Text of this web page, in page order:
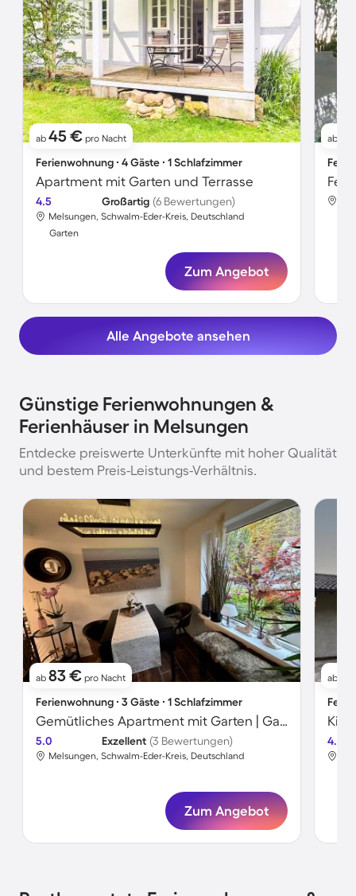
ab 45 € pro Nacht
Ferienwohnung ∙ 4 Gäste ∙ 1 Schlafzimmer
Apartment mit Garten und Terrasse
4.5 Großartig (6 Bewertungen)
Melsungen, Schwalm-Eder-Kreis, Deutschland
Garten
Zum Angebot
ab
Alle Angebote ansehen
Günstige Ferienwohnungen &
Ferienhäuser in Melsungen
Entdecke preiswerte Unterkünfte mit hoher Qualität
und bestem Preis-Leistungs-Verhältnis.
ab 83 € pro Nacht
Ferienwohnung ∙ 3 Gäste ∙ 1 Schlafzimmer
Gemütliches Apartment mit Garten | Gartenblick | Ideal für Homeoffice
5.0 Exzellent (3 Bewertungen)
Melsungen, Schwalm-Eder-Kreis, Deutschland
Zum Angebot
ab
4.8